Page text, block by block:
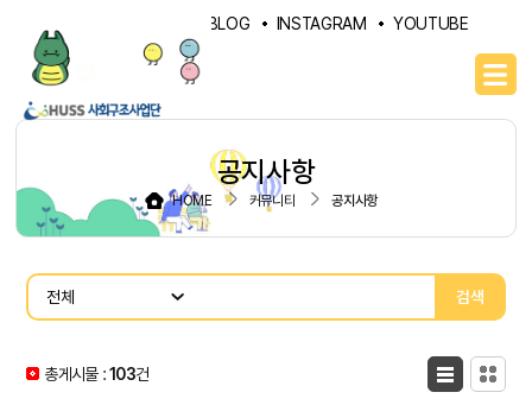
NAVER BLOG INSTAGRAM YOUTUBE
공지사항
HOME 커뮤니티 공지사항
검색
총게시물 :103건
목록형